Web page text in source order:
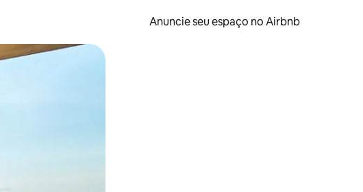
Anuncie seu espaço no Airbnb